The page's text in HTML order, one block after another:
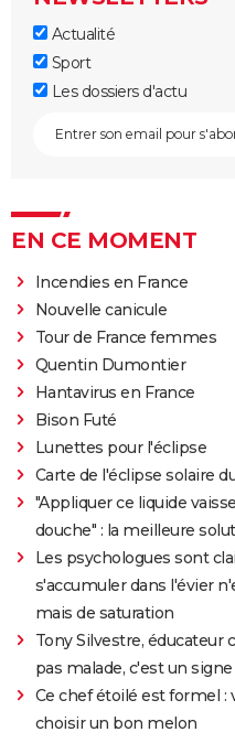
Actualité
Sport
Les dossiers d'actu
EN CE MOMENT
Incendies en France
Nouvelle canicule
Tour de France femmes
Quentin Dumontier
Hantavirus en France
Bison Futé
Lunettes pour l'éclipse
Carte de l'éclipse solaire
"Appliquer ce liquide
douche" : la meilleure
Les psychologues sont
s'accumuler dans l'évier
mais de saturation
Tony Silvestre, éducateur
pas malade, c'est un
Ce chef étoilé est formel :
choisir un bon melon